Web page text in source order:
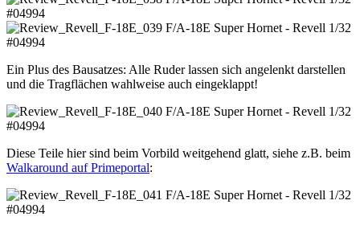
Ein Plus des Bausatzes: Alle Ruder lassen sich angelenkt darstellen
und die Tragflächen wahlweise auch eingeklappt!
Diese Teile hier sind beim Vorbild weitgehend glatt, siehe z.B. beim
Walkaround auf Primeportal: